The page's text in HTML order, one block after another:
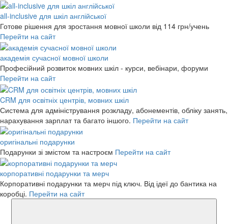
all-inclusive для шкіл англійської
Готове рішення для зростання мовної школи від 114 грн/учень
Перейти на сайт
академія сучасної мовної школи
Професійний розвиток мовних шкіл - курси, вебінари, форуми
Перейти на сайт
CRM для освітніх центрів, мовних шкіл
Система для адміністрування розкладу, абонементів, обліку занять,
нарахування зарплат та багато іншого. Перейти на сайт
оригінальні подарунки
Подарунки зі змістом та настроєм Перейти на сайт
корпоративні подарунки та мерч
Корпоративні подарунки та мерч під ключ. Від ідеї до бантика на
коробці. Перейти на сайт